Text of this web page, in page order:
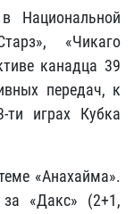
Национальной
«Чикаго
канадца 39
передач, к
играх Кубка
«Анахайма».
«Дакс» (2+1,